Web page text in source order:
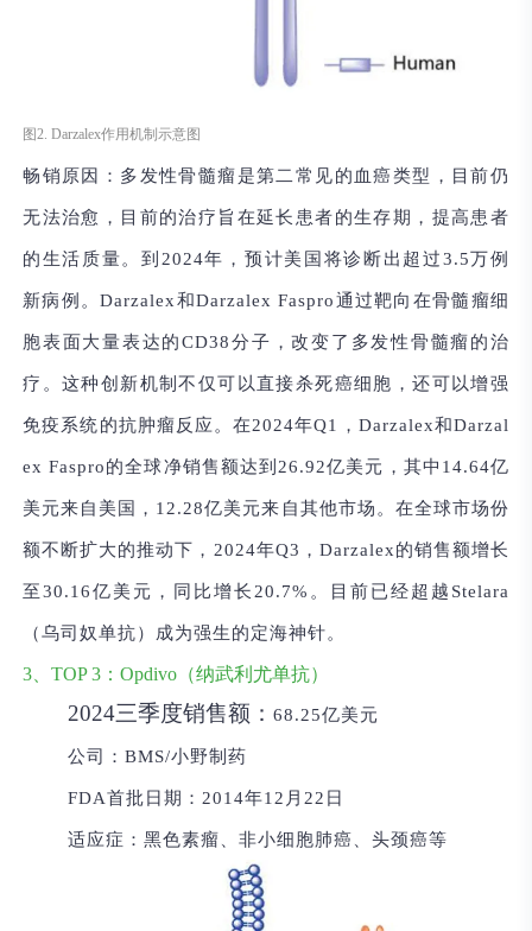
图2. Darzalex作用机制示意图
畅销原因： 多发性骨髓瘤是第二常见的血癌类型，目前仍
无法治愈，目前的治疗旨在延长患者的生存期，提高患者
的生活质量。到2024年，预计美国将诊断出超过3.5万例
新病例。Darzalex和Darzalex Faspro通过靶向在骨髓瘤细
胞表面大量表达的CD38分子，改变了多发性骨髓瘤的治
疗。这种创新机制不仅可以直接杀死癌细胞，还可以增强
免疫系统的抗肿瘤反应。在2024年Q1，Darzalex和Darzal
ex Faspro的全球净销售额达到26.92亿美元，其中14.64亿
美元来自美国，12.28亿美元来自其他市场。在全球市场份
额不断扩大的推动下，2024年Q3，Darzalex的销售额增长
至30.16亿美元，同比增长20.7%。目前已经超越Stelara
（乌司奴单抗）成为强生的定海神针。
3、TOP 3：Opdivo（纳武利尤单抗）
2024三季度销售额：68.25亿美元
公司：BMS/小野制药
FDA首批日期：2014年12月22日
适应症：黑色素瘤、非小细胞肺癌、头颈癌等